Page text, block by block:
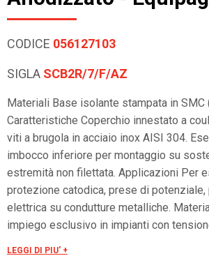
CODICE 056127103
SIGLA SCB2R/7/F/AZ
Materiali Base isolante stampata in SMC
Caratteristiche Coperchio innestato a
viti a brugola in acciaio inox AISI 304.
imbocco inferiore per montaggio su
estremità non filettata. Applicazioni Per
protezione catodica, prese di potenziale,
elettrica su condutture metalliche.
impiego esclusivo in impianti con
LEGGI DI PIU' +